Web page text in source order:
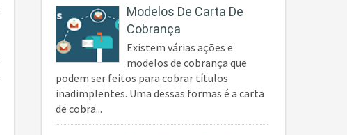
Modelos De Carta De
Cobrança
Existem várias ações e
modelos de cobrança que
podem ser feitos para cobrar títulos
inadimplentes. Uma dessas formas é a carta
de cobra...